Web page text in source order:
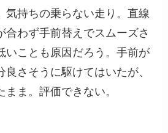
気持ちの乗らない走り。直線
合わず手前替えでスムーズさ
いことも原因だろう。手前が
さそうに駆けてはいたが、
ま。評価できない。